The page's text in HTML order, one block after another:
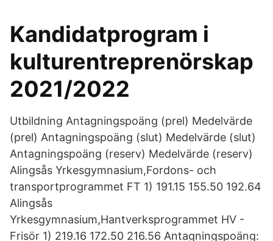
Kandidatprogram i
kulturentreprenörskap
2021/2022
Utbildning Antagningspoäng (prel) Medelvärde
(prel) Antagningspoäng (slut) Medelvärde (slut)
Antagningspoäng (reserv) Medelvärde (reserv)
Alingsås Yrkesgymnasium,Fordons- och
transportprogrammet FT 1) 191.15 155.50 192.64
Alingsås
Yrkesgymnasium,Hantverksprogrammet HV -
Frisör 1) 219.16 172.50 216.56 Antagningspoäng: